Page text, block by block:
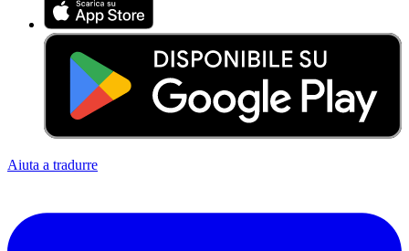
Aiuta a tradurre